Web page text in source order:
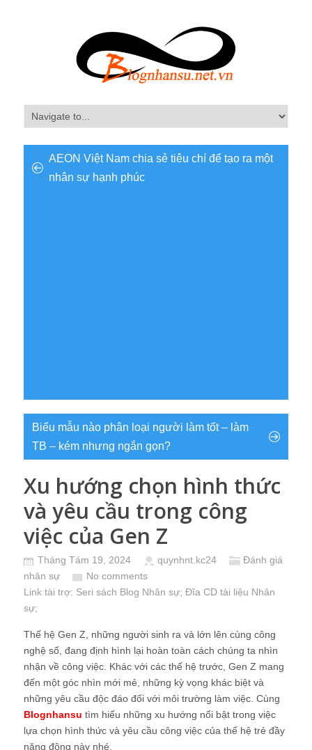
AEON Việt Nam chia sẻ tiêu chí để tạo ra một
nhân sự hạnh phúc
Biểu mẫu nào phân loại người làm tốt – làm
TB – kém nhưng ngắn gọn?
Xu hướng chọn hình thức
và yêu cầu trong công
việc của Gen Z
Tháng Tám 19, 2024 quynhnt.kc24
Đánh giá
nhân sự
No comments
Link tài trợ: Seri sách Blog Nhân sự; Đĩa CD tài liệu Nhân
sự;
Thế hệ Gen Z, những người sinh ra và lớn lên cùng công
nghệ số, đang định hình lại hoàn toàn cách chúng ta nhìn
nhận về công việc. Khác với các thế hệ trước, Gen Z mang
đến một góc nhìn mới mẻ, những kỳ vọng khác biệt và
những yêu cầu độc đáo đối với môi trường làm việc. Cùng
Blognhansu tìm hiểu những xu hướng nổi bật trong việc
lựa chọn hình thức và yêu cầu công việc của thế hệ trẻ đầy
năng động này nhé.